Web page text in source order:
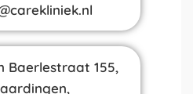
Baerlestraat 155,